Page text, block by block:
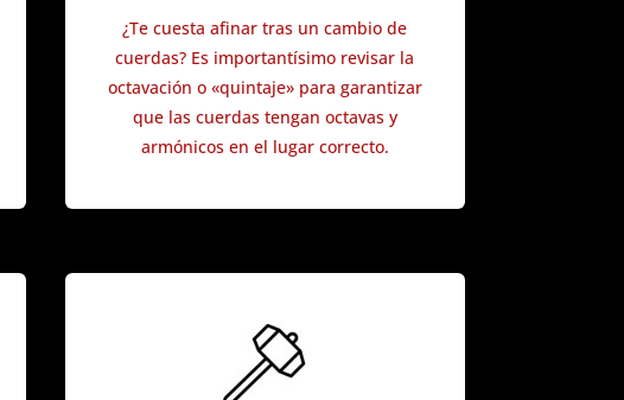
¿Te cuesta afinar tras un cambio de
cuerdas? Es importantísimo revisar la
octavación o «quintaje» para garantizar
que las cuerdas tengan octavas y
armónicos en el lugar correcto.